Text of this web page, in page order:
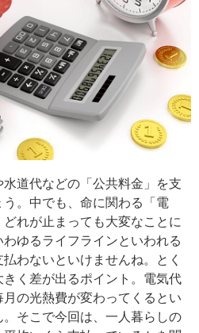
道代などの「公共料金」を支
。中でも、命に関わる「電
れが止まっても大変なことに
ゆるライフラインといわれる
わないといけませんね。とく
く差が出るポイント。電気代
の光熱費が変わってくるとい
そこで今回は、一人暮らしの